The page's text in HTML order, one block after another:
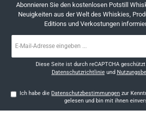
Abonnieren Sie den kostenlosen Potstill
Neuigkeiten aus der Welt des Whiskies,
Editions und Verkostungen
Mail-
Diese Seite ist durch reCAPTCHA
Datenschutzrichtlinieund
Ich habe die Datenschutzbestimmungen zur
gelesen und bin mit ihnen